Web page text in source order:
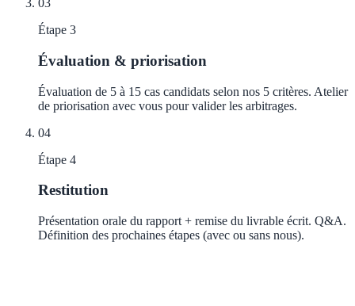
03
Étape 3
Évaluation & priorisation
Évaluation de 5 à 15 cas candidats selon nos 5 critères. Atelier
de priorisation avec vous pour valider les arbitrages.
04
Étape 4
Restitution
Présentation orale du rapport + remise du livrable écrit. Q&A.
Définition des prochaines étapes (avec ou sans nous).